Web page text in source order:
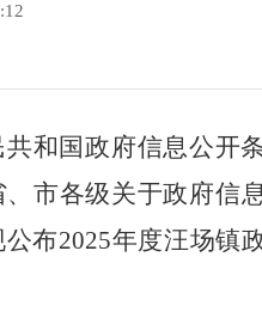
和国政府信息公开
市各级关于政府信
布2025年度汪场镇